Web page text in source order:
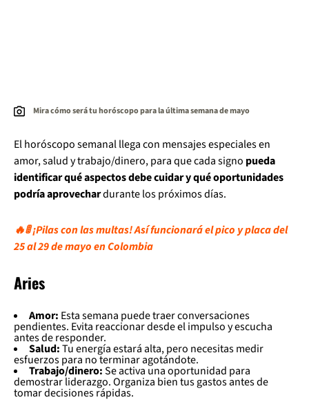
Mira cómo será tu horóscopo para la última semana de mayo
El horóscopo semanal llega con mensajes especiales en
amor, salud y trabajo/dinero, para que cada signo pueda
identificar qué aspectos debe cuidar y qué oportunidades
podría aprovechardurante los próximos días.
🔥🚦 ¡Pilas con las multas! Así funcionará el pico y placa del
25 al 29 de mayo en Colombia
Aries
Amor: Esta semana puede traer conversaciones
pendientes. Evita reaccionar desde el impulso y escucha
antes de responder.
Salud:Tu energía estará alta, pero necesitas medir
esfuerzos para no terminar agotándote.
Trabajo/dinero:Se activa una oportunidad para
demostrar liderazgo. Organiza bien tus gastos antes de
tomar decisiones rápidas.